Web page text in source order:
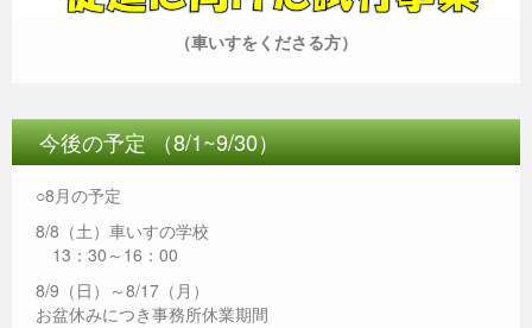
（車いすをくださる方）
今後の予定 （8/1~9/30）
○8月の予定
8/8（土）車いすの学校
13：30～16：00
8/9（日）～8/17（月）
お盆休みにつき事務所休業期間